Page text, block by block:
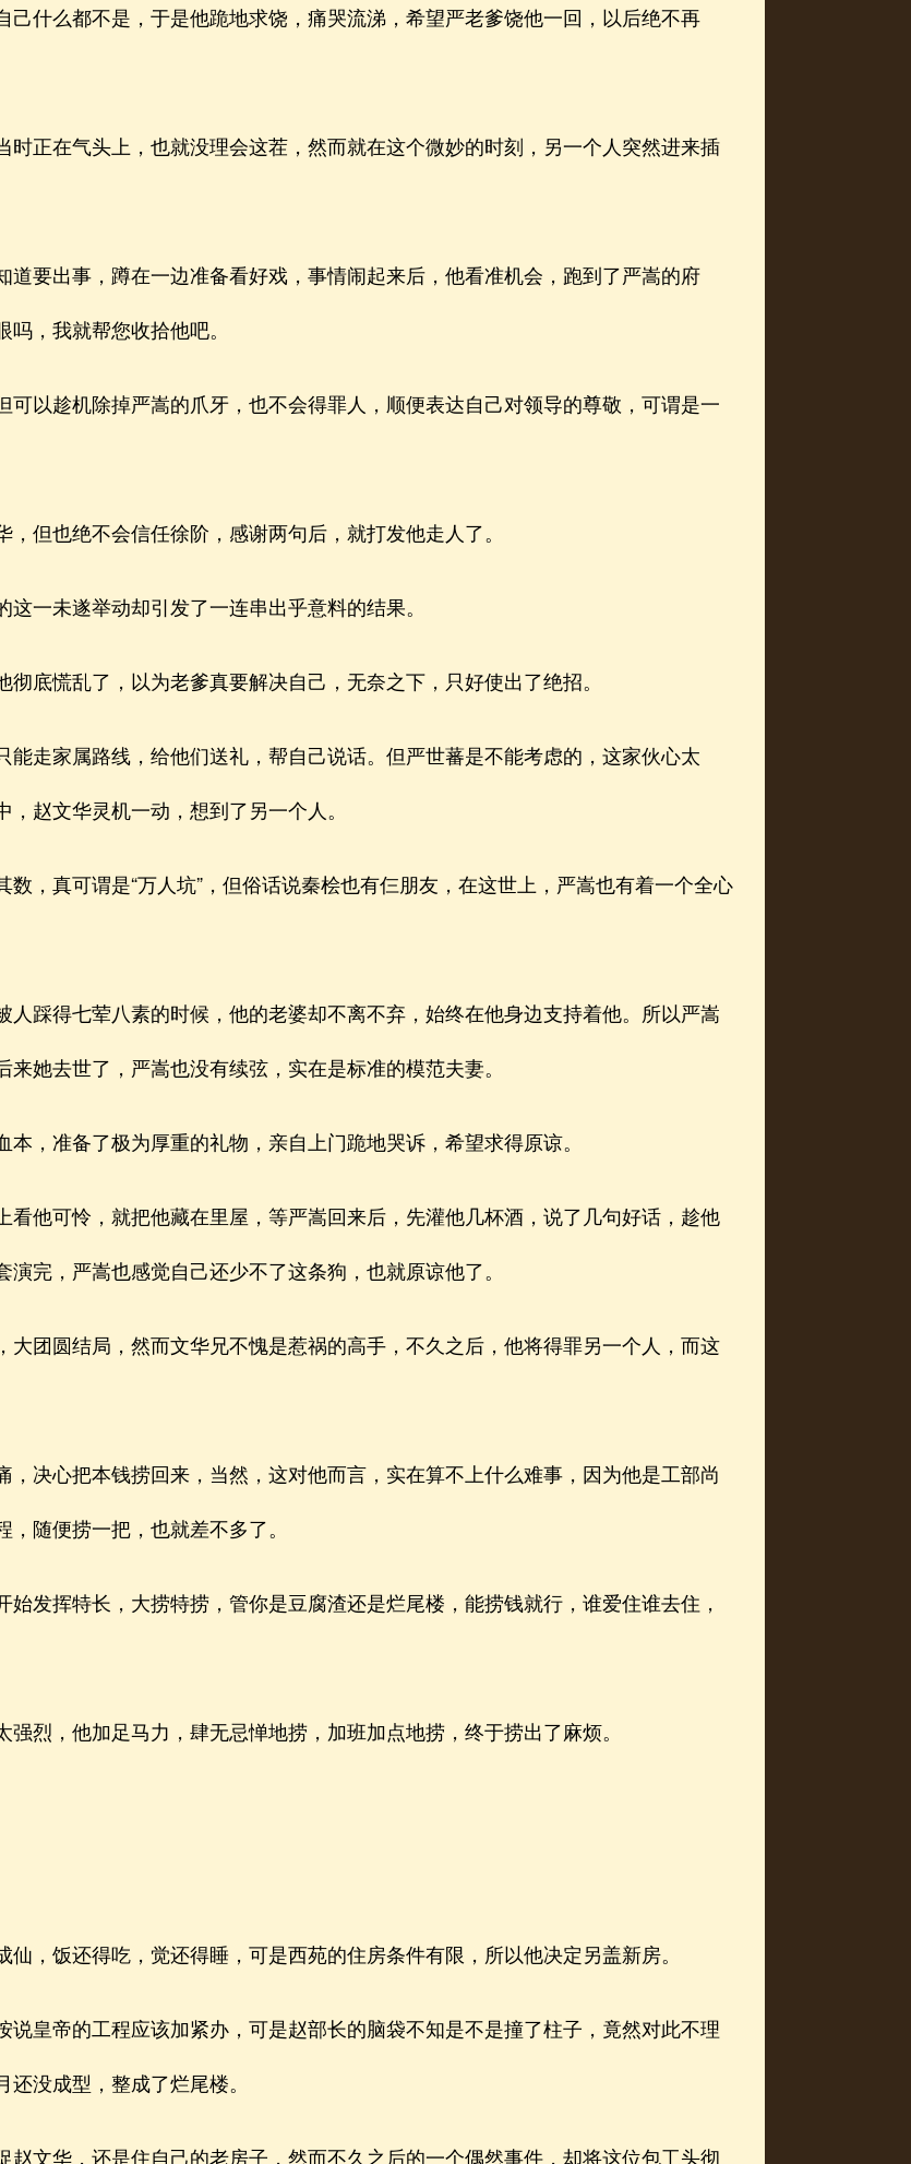
什么都不是，于是他跪地求饶，痛哭流涕，希望严老爹饶他一回，以后绝不再
正在气头上，也就没理会这茬，然而就在这个微妙的时刻，另一个人突然进来插
要出事，蹲在一边准备看好戏，事情闹起来后，他看准机会，跑到了严嵩的府
，我就帮您收拾他吧。
以趁机除掉严嵩的爪牙，也不会得罪人，顺便表达自己对领导的尊敬，可谓是一
也绝不会信任徐阶，感谢两句后，就打发他走人了。
未遂举动却引发了一连串出乎意料的结果。
慌乱了，以为老爹真要解决自己，无奈之下，只好使出了绝招。
走家属路线，给他们送礼，帮自己说话。但严世蕃是不能考虑的，这家伙心太
赵文华灵机一动，想到了另一个人。
真可谓是“万人坑”，但俗话说秦桧也有仨朋友，在这世上，严嵩也有着一个全心
踩得七荤八素的时候，他的老婆却不离不弃，始终在他身边支持着他。所以严嵩
她去世了，严嵩也没有续弦，实在是标准的模范夫妻。
准备了极为厚重的礼物，亲自上门跪地哭诉，希望求得原谅。
他可怜，就把他藏在里屋，等严嵩回来后，先灌他几杯酒，说了几句好话，趁他
完，严嵩也感觉自己还少不了这条狗，也就原谅他了。
团圆结局，然而文华兄不愧是惹祸的高手，不久之后，他将得罪另一个人，而这
决心把本钱捞回来，当然，这对他而言，实在算不上什么难事，因为他是工部尚
随便捞一把，也就差不多了。
挥特长，大捞特捞，管你是豆腐渣还是烂尾楼，能捞钱就行，谁爱住谁去住，
，他加足马力，肆无忌惮地捞，加班加点地捞，终于捞出了麻烦。
饭还得吃，觉还得睡，可是西苑的住房条件有限，所以他决定另盖新房。
皇帝的工程应该加紧办，可是赵部长的脑袋不知是不是撞了柱子，竟然对此不理
没成型，整成了烂尾楼。
文华，还是住自己的老房子，然而不久之后的一个偶然事件，却将这位包工头彻